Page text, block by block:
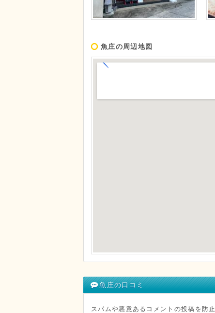
魚庄の周辺地図
魚庄の口コミ
スパムや悪意あるコメントの投稿を防